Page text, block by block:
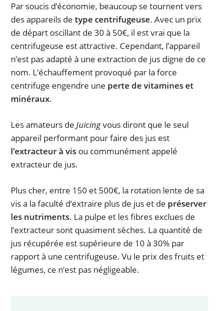
Par soucis d’économie, beaucoup se tournent vers
des appareils detype centrifugeuse. Avec un prix
de départ oscillant de 30 à 50€, il est vrai que la
centrifugeuse est attractive. Cependant, l’appareil
n’est pas adapté à une extraction de jus digne de ce
nom. L’échauffement provoqué par la force
centrifuge engendre une perte de vitamines et
minéraux.
Les amateurs deJuicingvous diront que le seul
appareil performant pour faire des jus est
l’extracteur à vis ou communément appelé
extracteur de jus.
Plus cher, entre 150 et 500€, la rotation lente de sa
vis a la faculté d’extraire plus de jus et de préserver
les nutriments. La pulpe et les fibres exclues de
l’extracteur sont quasiment sèches. La quantité de
jus récupérée est supérieure de 10 à 30% par
rapport à une centrifugeuse. Vu le prix des fruits et
légumes, ce n’est pas négligeable.